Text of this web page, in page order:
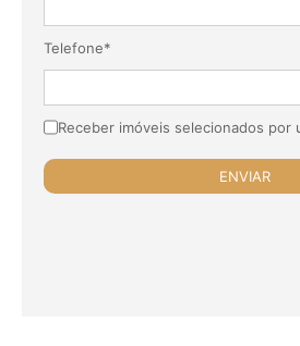
Telefone*
Receber imóveis selecionados por